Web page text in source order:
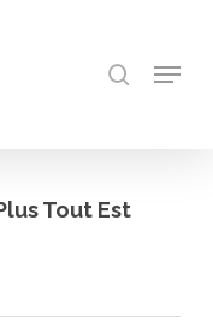
Menu
Tout Est
Close